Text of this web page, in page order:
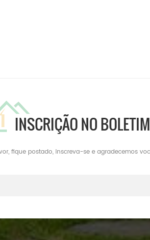
INSCRIÇÃO NO
fique postado, inscreva-se e agradecemos